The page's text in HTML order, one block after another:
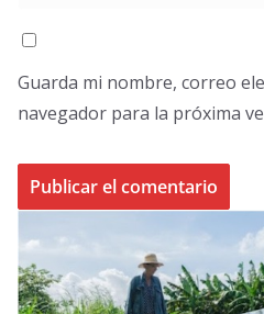
Guarda mi nombre, correo
navegador para la próxima